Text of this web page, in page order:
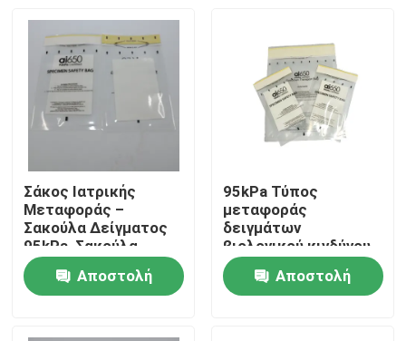
Σπίτι
Προϊόντα
Βίντεο
Σάκος Ιατρικής
Μεταφοράς –
Σακούλα Δείγματος
95kPa, Σακούλα
Δείγματος
Βιολογικού Κινδύνου,
Αναλώσιμη Σακούλα
για Εργαστήριο
Αποστολή
95kPa Τύπος
μεταφοράς
δειγμάτων
βιολογικού κινδύνου
Τύπος μεταφοράς
ιατρικού τύπου για
εργαστηριακή έρευνα
Αποστολή